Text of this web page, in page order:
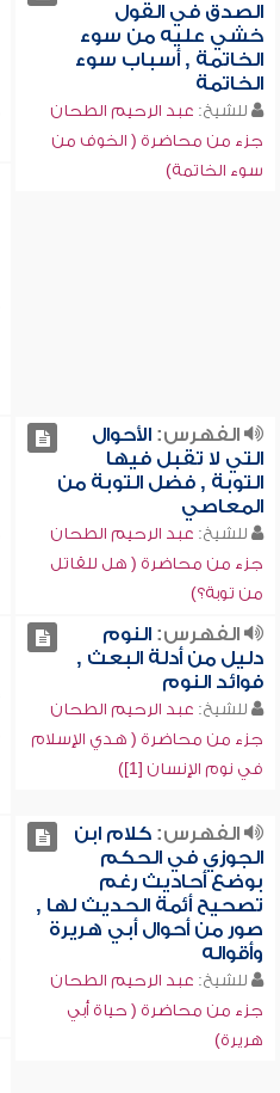
الصدق في القول
خشي عليه من سوء
الخاتمة , أسباب سوء
الخاتمة
للشيخ: عبد الرحيم الطحان
جزء من محاضرة ( الخوف من
سوء الخاتمة)
الفهرس:الأحوال
التي لا تقبل فيها
التوبة , فضل التوبة من
المعاصي
للشيخ: عبد الرحيم الطحان
جزء من محاضرة ( هل للقاتل
من توبة؟)
الفهرس:النوم
دليل من أدلة البعث ,
فوائد النوم
للشيخ: عبد الرحيم الطحان
جزء من محاضرة ( هدي الإسلام
في نوم الإنسان [1])
الفهرس:كلام ابن
الجوزي في الحكم
بوضع أحاديث رغم
تصحيح أئمة الحديث لها ,
صور من أحوال أبي هريرة
وأقواله
للشيخ: عبد الرحيم الطحان
جزء من محاضرة ( حياة أبي
هريرة)